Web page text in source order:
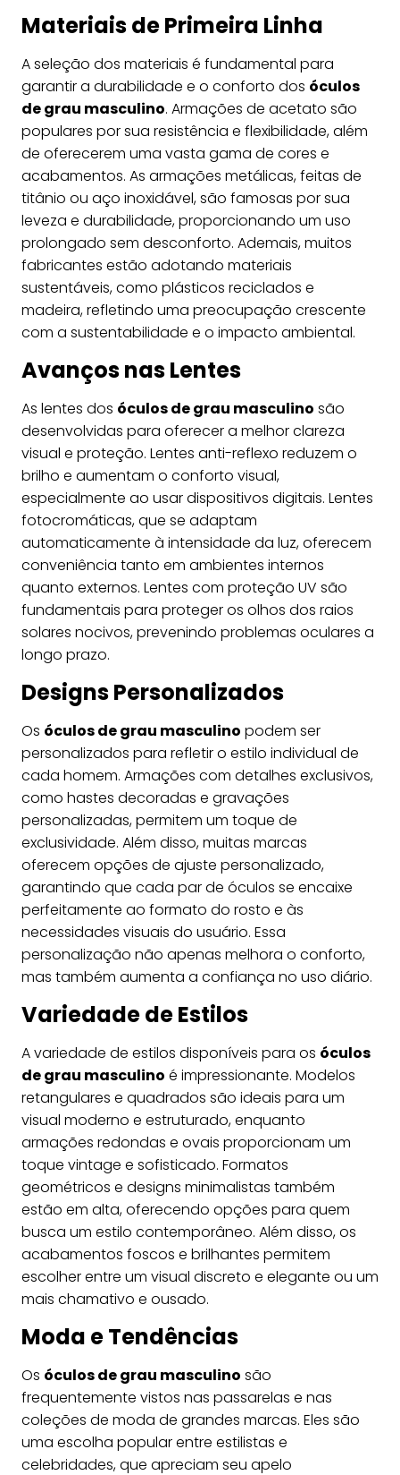
Materiais de Primeira Linha
A seleção dos materiais é fundamental para
garantir a durabilidade e o conforto dos óculos
de grau masculino. Armações de acetato são
populares por sua resistência e flexibilidade, além
de oferecerem uma vasta gama de cores e
acabamentos. As armações metálicas, feitas de
titânio ou aço inoxidável, são famosas por sua
leveza e durabilidade, proporcionando um uso
prolongado sem desconforto. Ademais, muitos
fabricantes estão adotando materiais
sustentáveis, como plásticos reciclados e
madeira, refletindo uma preocupação crescente
com a sustentabilidade e o impacto ambiental.
Avanços nas Lentes
As lentes dos óculos de grau masculino são
desenvolvidas para oferecer a melhor clareza
visual e proteção. Lentes anti-reflexo reduzem o
brilho e aumentam o conforto visual,
especialmente ao usar dispositivos digitais. Lentes
fotocromáticas, que se adaptam
automaticamente à intensidade da luz, oferecem
conveniência tanto em ambientes internos
quanto externos. Lentes com proteção UV são
fundamentais para proteger os olhos dos raios
solares nocivos, prevenindo problemas oculares a
longo prazo.
Designs Personalizados
Os óculos de grau masculino podem ser
personalizados para refletir o estilo individual de
cada homem. Armações com detalhes exclusivos,
como hastes decoradas e gravações
personalizadas, permitem um toque de
exclusividade. Além disso, muitas marcas
oferecem opções de ajuste personalizado,
garantindo que cada par de óculos se encaixe
perfeitamente ao formato do rosto e às
necessidades visuais do usuário. Essa
personalização não apenas melhora o conforto,
mas também aumenta a confiança no uso diário.
Variedade de Estilos
A variedade de estilos disponíveis para os óculos
de grau masculino é impressionante. Modelos
retangulares e quadrados são ideais para um
visual moderno e estruturado, enquanto
armações redondas e ovais proporcionam um
toque vintage e sofisticado. Formatos
geométricos e designs minimalistas também
estão em alta, oferecendo opções para quem
busca um estilo contemporâneo. Além disso, os
acabamentos foscos e brilhantes permitem
escolher entre um visual discreto e elegante ou um
mais chamativo e ousado.
Moda e Tendências
Os óculos de grau masculino são
frequentemente vistos nas passarelas e nas
coleções de moda de grandes marcas. Eles são
uma escolha popular entre estilistas e
celebridades, que apreciam seu apelo